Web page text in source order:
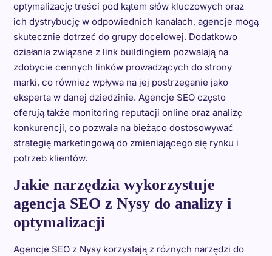
optymalizację treści pod kątem słów kluczowych oraz
ich dystrybucję w odpowiednich kanałach, agencje mogą
skutecznie dotrzeć do grupy docelowej. Dodatkowo
działania związane z link buildingiem pozwalają na
zdobycie cennych linków prowadzących do strony
marki, co również wpływa na jej postrzeganie jako
eksperta w danej dziedzinie. Agencje SEO często
oferują także monitoring reputacji online oraz analizę
konkurencji, co pozwala na bieżąco dostosowywać
strategię marketingową do zmieniającego się rynku i
potrzeb klientów.
Jakie narzędzia wykorzystuje
agencja SEO z Nysy do analizy i
optymalizacji
Agencje SEO z Nysy korzystają z różnych narzędzi do